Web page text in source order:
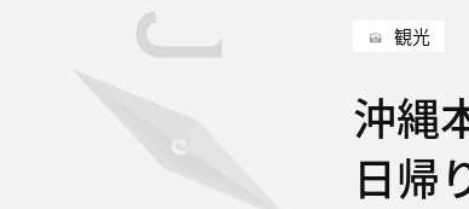
観光
沖縄
日帰